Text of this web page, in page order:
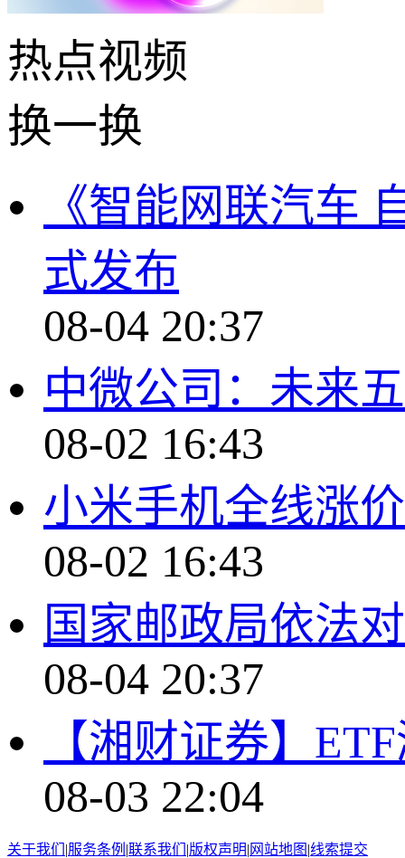
热点视频
换一换
《智能网联汽车
式发布
08-04 20:37
中微公司：未来
08-02 16:43
小米手机全线涨
08-02 16:43
国家邮政局依法
08-04 20:37
【湘财证券】
08-03 22:04
关于我们 |服务条例 |联系我们 |版权声明| 网站地图 |线索提交